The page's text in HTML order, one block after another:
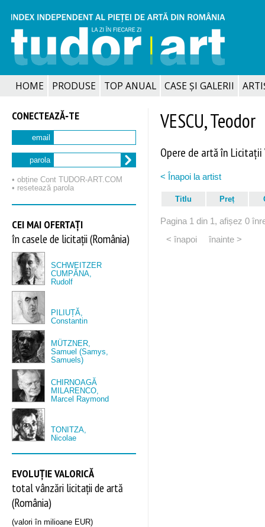
HOME PRODUSE TOP ANUAL CASE ȘI GALERII
CONECTEAZĂ‑TE
email
parola
• obține Cont TUDOR‑ART.COM
• resetează parola
CEI MAI OFERTAȚI
în casele de licitații (România)
SCHWEITZER
CUMPĂNA,
Rudolf
PILIUȚĂ,
Constantin
MÜTZNER,
Samuel (Samys,
Samuels)
CHIRNOAGĂ
MILARENCO,
Marcel Raymond
TONITZA,
Nicolae
EVOLUȚIE VALORICĂ
total vânzări licitații de artă
(România)
(valori în milioane EUR)
VESCU, Teodor
Opere de artă în
< Înapoi la artist
Titlu Preț
Pagina 1 din 1, afișez 0
< înapoi
înainte >